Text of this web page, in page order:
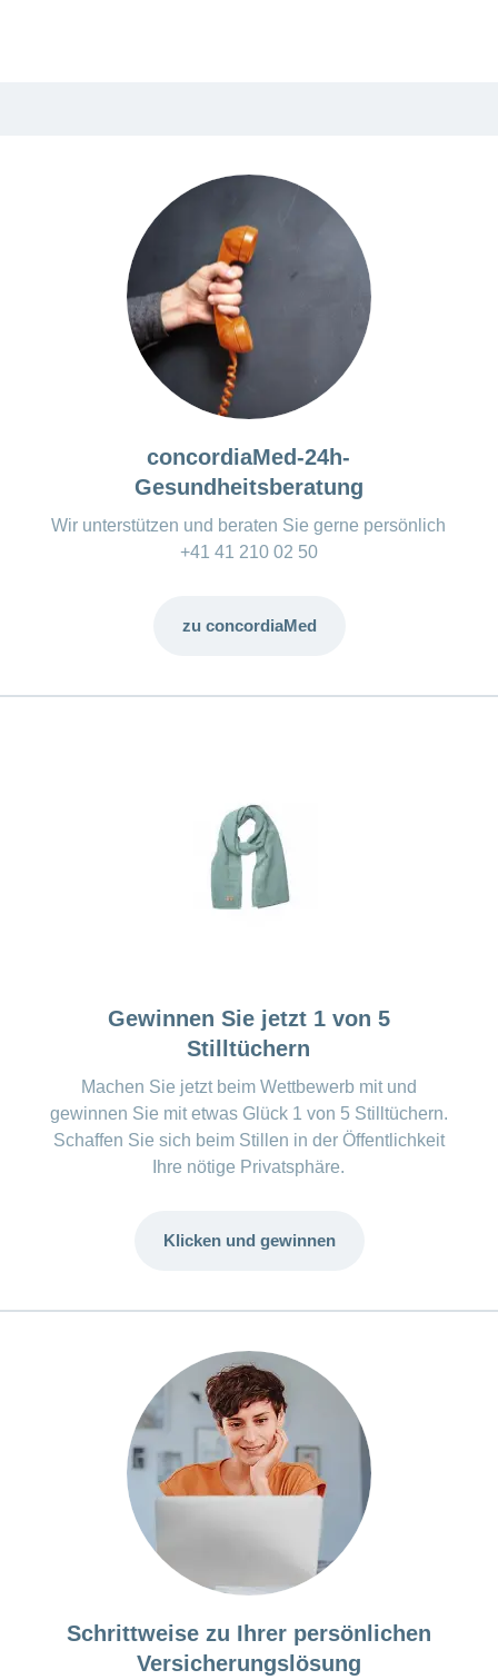
concordiaMed-24h-
Gesundheitsberatung
Wir unterstützen und beraten Sie gerne persönlich
+41 41 210 02 50
zu concordiaMed
Gewinnen Sie jetzt 1 von 5
Stilltüchern
Machen Sie jetzt beim Wettbewerb mit und
gewinnen Sie mit etwas Glück 1 von 5 Stilltüchern.
Schaffen Sie sich beim Stillen in der Öffentlichkeit
Ihre nötige Privatsphäre.
Klicken und gewinnen
Schrittweise zu Ihrer persönlichen
Versicherungslösung